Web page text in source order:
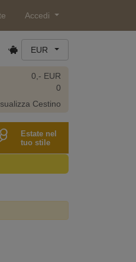
Accedi
EUR
0,- EUR
0
Cestino
Estate nel
tuo stile